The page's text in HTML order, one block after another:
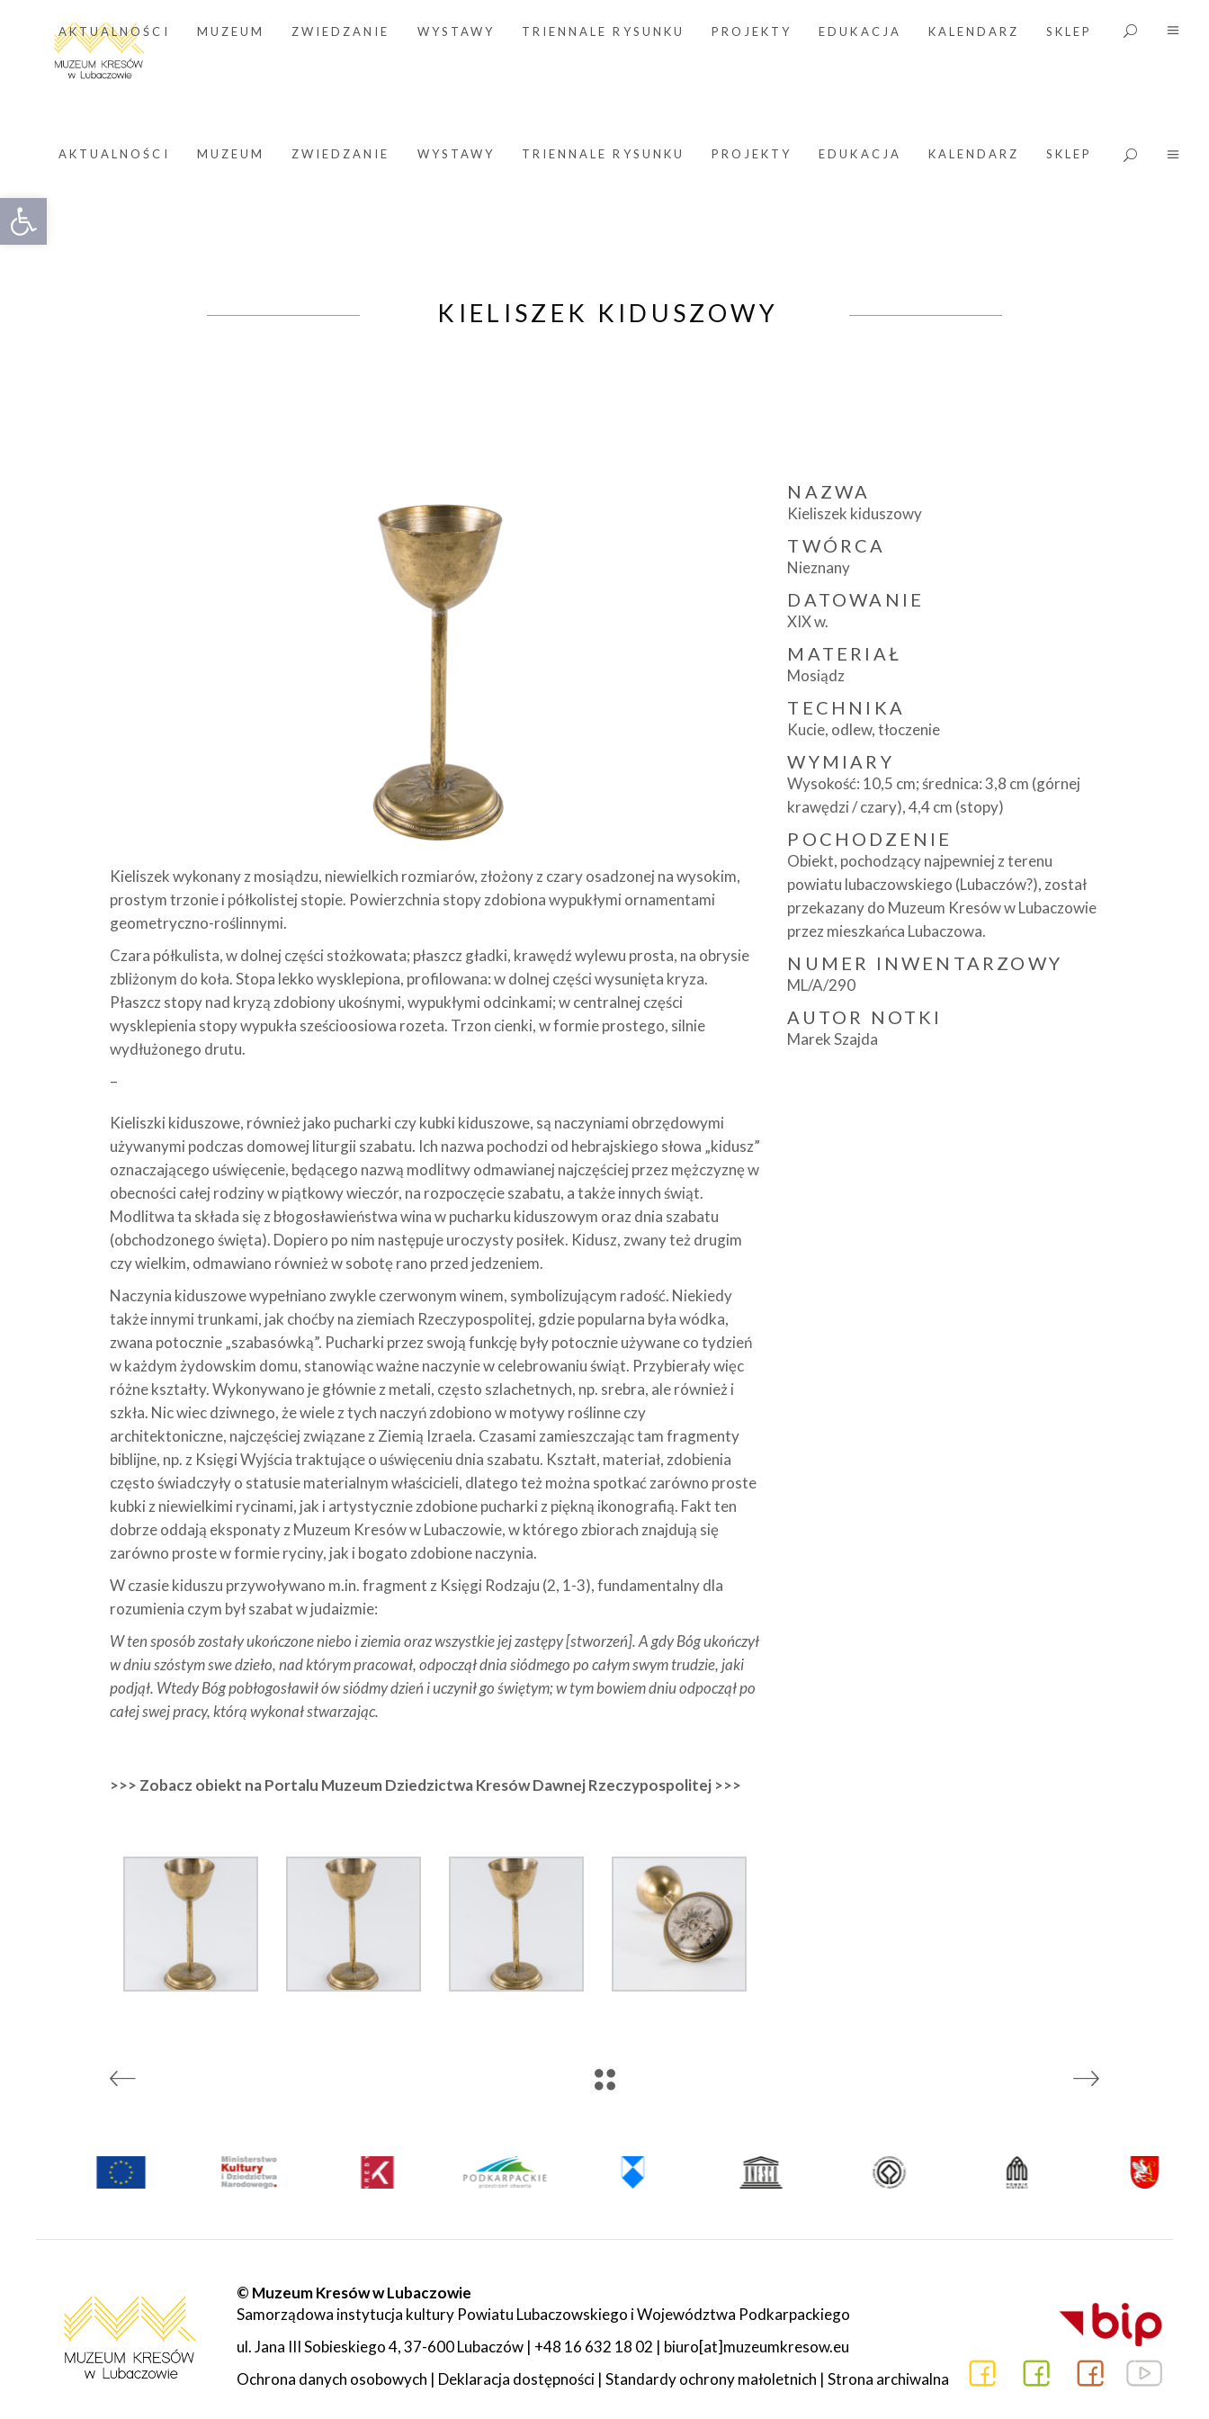
Otwórz pasek narzędzi
AKTUALNOŚCI MUZEUM ZWIEDZANIE WYSTAWY TRIENNALE RYSUNKU PROJEKTY EDUKACJA KALENDARZ SKLEP
AKTUALNOŚCI MUZEUM ZWIEDZANIE WYSTAWY TRIENNALE RYSUNKU PROJEKTY EDUKACJA KALENDARZ SKLEP
KIELISZEK KIDUSZOWY
Kieliszek wykonany z mosiądzu, niewielkich rozmiarów, złożony z czary osadzonej na wysokim,
prostym trzonie i półkolistej stopie. Powierzchnia stopy zdobiona wypukłymi ornamentami
geometryczno-roślinnymi.
Czara półkulista, w dolnej części stożkowata; płaszcz gładki, krawędź wylewu prosta, na obrysie
zbliżonym do koła. Stopa lekko wysklepiona, profilowana: w dolnej części wysunięta kryza.
Płaszcz stopy nad kryzą zdobiony ukośnymi, wypukłymi odcinkami; w centralnej części
wysklepienia stopy wypukła sześcioosiowa rozeta. Trzon cienki, w formie prostego, silnie
wydłużonego drutu.
–
Kieliszki kiduszowe, również jako pucharki czy kubki kiduszowe, są naczyniami obrzędowymi
używanymi podczas domowej liturgii szabatu. Ich nazwa pochodzi od hebrajskiego słowa „kidusz”
oznaczającego uświęcenie, będącego nazwą modlitwy odmawianej najczęściej przez mężczyznę w
obecności całej rodziny w piątkowy wieczór, na rozpoczęcie szabatu, a także innych świąt.
Modlitwa ta składa się z błogosławieństwa wina w pucharku kiduszowym oraz dnia szabatu
(obchodzonego święta). Dopiero po nim następuje uroczysty posiłek. Kidusz, zwany też drugim
czy wielkim, odmawiano również w sobotę rano przed jedzeniem.
Naczynia kiduszowe wypełniano zwykle czerwonym winem, symbolizującym radość. Niekiedy
także innymi trunkami, jak choćby na ziemiach Rzeczypospolitej, gdzie popularna była wódka,
zwana potocznie „szabasówką”. Pucharki przez swoją funkcję były potocznie używane co tydzień
w każdym żydowskim domu, stanowiąc ważne naczynie w celebrowaniu świąt. Przybierały więc
różne kształty. Wykonywano je głównie z metali, często szlachetnych, np. srebra, ale również i
szkła. Nic wiec dziwnego, że wiele z tych naczyń zdobiono w motywy roślinne czy
architektoniczne, najczęściej związane z Ziemią Izraela. Czasami zamieszczając tam fragmenty
biblijne, np. z Księgi Wyjścia traktujące o uświęceniu dnia szabatu. Kształt, materiał, zdobienia
często świadczyły o statusie materialnym właścicieli, dlatego też można spotkać zarówno proste
kubki z niewielkimi rycinami, jak i artystycznie zdobione pucharki z piękną ikonografią. Fakt ten
dobrze oddają eksponaty z Muzeum Kresów w Lubaczowie, w którego zbiorach znajdują się
zarówno proste w formie ryciny, jak i bogato zdobione naczynia.
W czasie kiduszu przywoływano m.in. fragment z Księgi Rodzaju (2, 1-3), fundamentalny dla
rozumienia czym był szabat w judaizmie:
W ten sposób zostały ukończone niebo i ziemia oraz wszystkie jej zastępy [stworzeń]. A gdy Bóg ukończył
w dniu szóstym swe dzieło, nad którym pracował, odpoczął dnia siódmego po całym swym trudzie, jaki
podjął. Wtedy Bóg pobłogosławił ów siódmy dzień i uczynił go świętym; w tym bowiem dniu odpoczął po
całej swej pracy, którą wykonał stwarzając.
>>> Zobacz obiekt na Portalu Muzeum Dziedzictwa Kresów Dawnej Rzeczypospolitej >>>
NAZWA
Kieliszek kiduszowy
TWÓRCA
Nieznany
DATOWANIE
XIX w.
MATERIAŁ
Mosiądz
TECHNIKA
Kucie, odlew, tłoczenie
WYMIARY
Wysokość: 10,5 cm; średnica: 3,8 cm (górnej
krawędzi / czary), 4,4 cm (stopy)
POCHODZENIE
Obiekt, pochodzący najpewniej z terenu
powiatu lubaczowskiego (Lubaczów?), został
przekazany do Muzeum Kresów w Lubaczowie
przez mieszkańca Lubaczowa.
NUMER INWENTARZOWY
ML/A/290
AUTOR NOTKI
Marek Szajda
© Muzeum Kresów w Lubaczowie
Samorządowa instytucja kultury Powiatu Lubaczowskiego i Województwa Podkarpackiego
ul. Jana III Sobieskiego 4, 37-600 Lubaczów | +48 16 632 18 02 | biuro[at]muzeumkresow.eu
Ochrona danych osobowych | Deklaracja dostępności| Standardy ochrony małoletnich | Strona archiwalna